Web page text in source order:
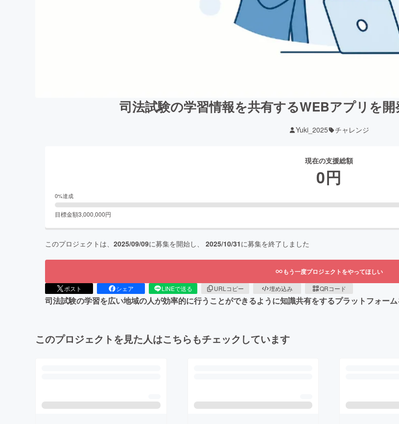
司法試験の学習情報を共有するWEBアプリを開
Yuki_2025 チャレンジ
現在の支援総額
0円
0%達成
目標金額3,000,000円
このプロジェクトは、 2025/09/09に募集を開始し、 2025/10/31に募集を終了しました
もう一度プロジェクトをやってほしい
ポスト シェア LINEで送る URLコピー 埋め込み QRコード
司法試験の学習を広い地域の人が効率的に行うことができるように知識共有をするプラットフォー
このプロジェクトを見た人はこちらもチェックしています